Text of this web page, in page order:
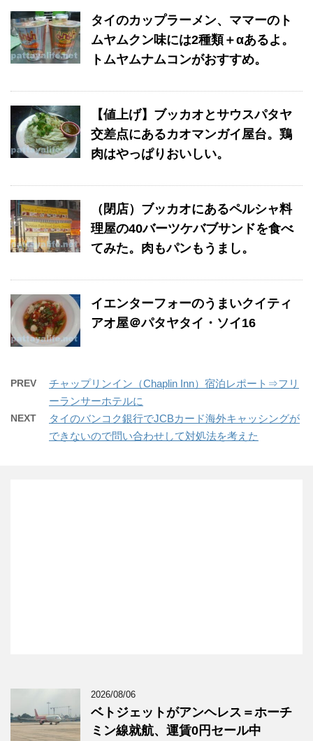
タイのカップラーメン、ママーのト
ムヤムクン味には2種類＋αあるよ。
トムヤムナムコンがおすすめ。
【値上げ】ブッカオとサウスパタヤ
交差点にあるカオマンガイ屋台。鶏
肉はやっぱりおいしい。
（閉店）ブッカオにあるペルシャ料
理屋の40バーツケバブサンドを食べ
てみた。肉もパンもうまし。
イエンターフォーのうまいクイティ
アオ屋＠パタヤタイ・ソイ16
PREV
チャップリンイン（Chaplin Inn）宿泊レポート⇒フリ
ーランサーホテルに
NEXT
タイのバンコク銀行でJCBカード海外キャッシングが
できないので問い合わせして対処法を考えた
2026/08/06
ベトジェットがアンヘレス＝ホーチ
ミン線就航、運賃0円セール中